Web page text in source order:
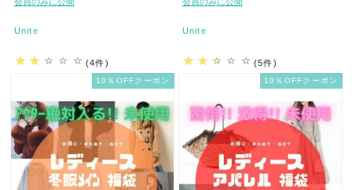
ト…
Unite
(4件)
Unite
(5件)
10％OFFクーポン 10％OFFクーポン